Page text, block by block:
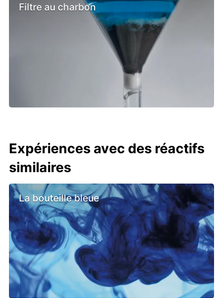
Filtre au charbon
Expériences avec des réactifs
similaires
La bouteille bleue